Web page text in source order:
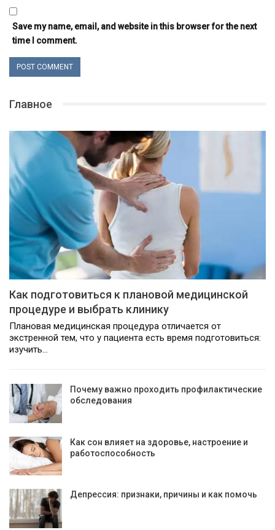
Save my name, email, and website in this browser for the next
time I comment.
Главное
Как подготовиться к плановой медицинской
процедуре и выбрать клинику
Плановая медицинская процедура отличается от
экстренной тем, что у пациента есть время подготовиться:
изучить…
Почему важно проходить профилактические
обследования
Как сон влияет на здоровье, настроение и
работоспособность
Депрессия: признаки, причины и как помочь